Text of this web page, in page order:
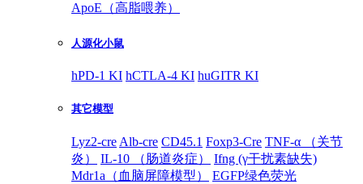
ApoE（高脂喂养）
人源化小鼠
hPD-1 KI hCTLA-4 KI huGITR KI
其它模型
Lyz2-cre Alb-cre CD45.1 Foxp3-Cre TNF-α （关节
炎）
IL-10 （肠道炎症）
Ifng (γ干扰素缺失)
Mdr1a（血脑屏障模型）
EGFP绿色荧光